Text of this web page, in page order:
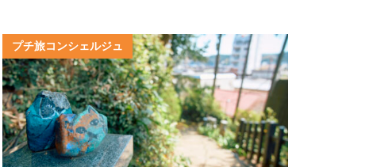
プチ旅コンシェルジュ